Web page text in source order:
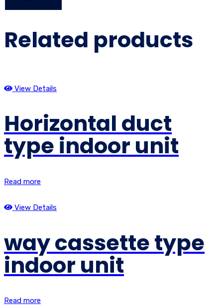
Related products
View Details
Horizontal duct
type indoor unit
Read more
View Details
way cassette type
indoor unit
Read more